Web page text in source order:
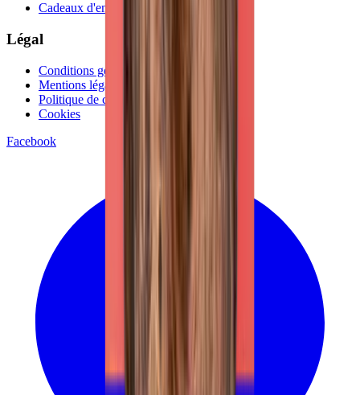
Cadeaux d'entreprise
Légal
Conditions générales
Mentions légales
Politique de confidentialité
Cookies
Facebook